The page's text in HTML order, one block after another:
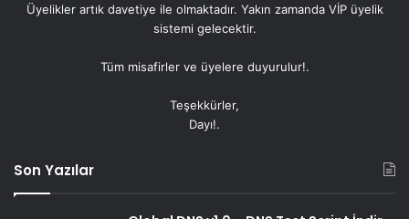
Üyelikler artık davetiye ile olmaktadır. Yakın zamanda VİP üyelik
sistemi gelecektir.
Tüm misafirler ve üyelere duyurulur!.
Teşekkürler,
Dayı!.
Son Yazılar